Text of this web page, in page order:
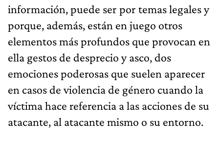
información, puede ser por temas legales y
porque, además, están en juego otros
elementos más profundos que provocan en
ella gestos de desprecio y asco, dos
emociones poderosas que suelen aparecer
en casos de violencia de género cuando la
víctima hace referencia a las acciones de su
atacante, al atacante mismo o su entorno.